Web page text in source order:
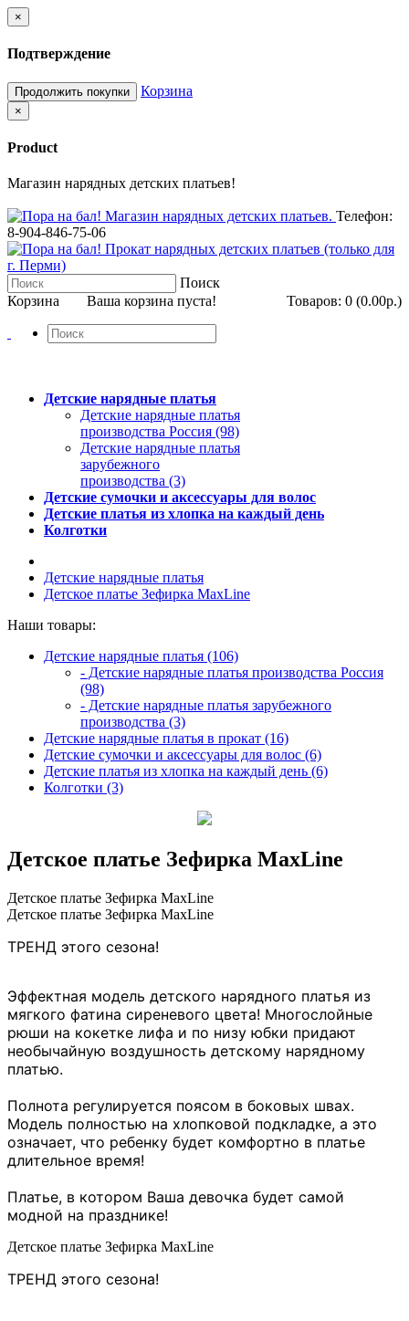
×
Подтверждение
Продолжить покупки Корзина
×
Product
Магазин нарядных детских платьев!
Телефон:
8-904-846-75-06
Поиск
Корзина
Товаров: 0 (0.00р.)
Ваша корзина пуста!
Детские нарядные платья
Детские нарядные платья
производства Россия (98)
Детские нарядные платья
зарубежного
производства (3)
Детские сумочки и аксессуары для волос
Детские платья из хлопка на каждый день
Колготки
Детские нарядные платья
Детское платье Зефирка MaxLine
Наши товары:
Детские нарядные платья (106)
- Детские нарядные платья производства Россия
(98)
- Детские нарядные платья зарубежного
производства (3)
Детские нарядные платья в прокат (16)
Детские сумочки и аксессуары для волос (6)
Детские платья из хлопка на каждый день (6)
Колготки (3)
Детское платье Зефирка MaxLine
Детское платье Зефирка MaxLine
Детское платье Зефирка MaxLine
ТРЕНД этого сезона!
Эффектная модель детского нарядного платья из
мягкого фатина сиреневого цвета! Многослойные
рюши на кокетке лифа и по низу юбки придают
необычайную воздушность детскому нарядному
платью.
Полнота регулируется поясом в боковых швах.
Модель полностью на хлопковой подкладке, а это
означает, что ребенку будет комфортно в платье
длительное время!
Платье, в котором Ваша девочка будет самой
модной на празднике!
Детское платье Зефирка MaxLine
ТРЕНД этого сезона!